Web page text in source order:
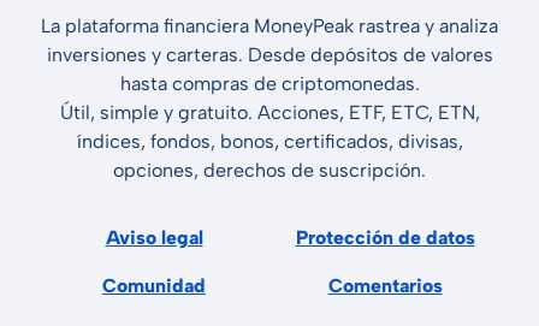
La plataforma financiera MoneyPeak rastrea y analiza
inversiones y carteras. Desde depósitos de valores
hasta compras de criptomonedas.
Útil, simple y gratuito. Acciones, ETF, ETC, ETN,
índices, fondos, bonos, certificados, divisas,
opciones, derechos de suscripción.
Aviso legal Protección de datos
Comunidad Comentarios